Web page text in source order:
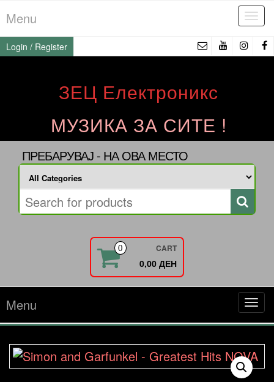
to
the
content
Menu
Login / Register
ЗЕЦ Електроникс
МУЗИКА ЗА СИТЕ !
ПРЕБАРУВАЈ - НА ОВА МЕСТО
0 CART
0,00 ДЕН
Menu